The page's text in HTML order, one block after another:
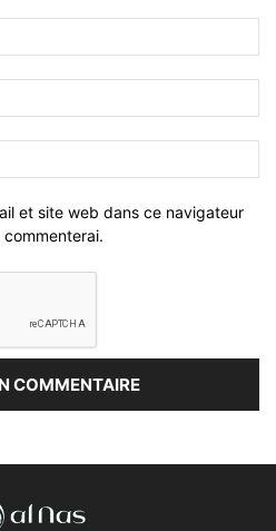
et site web dans ce navigateur